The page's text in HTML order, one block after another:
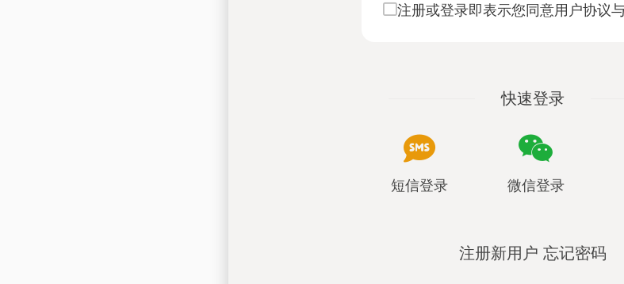
注册或登录即表示您同意用户协议
快速登录
短信登录 微信登录
注册新用户 忘记密码